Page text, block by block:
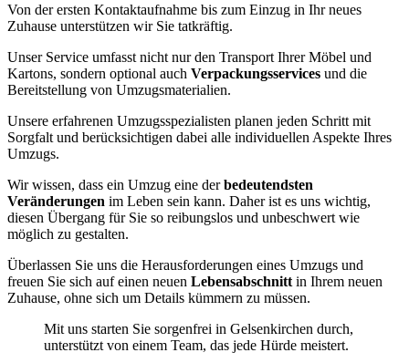
Von der ersten Kontaktaufnahme bis zum Einzug in Ihr neues
Zuhause unterstützen wir Sie tatkräftig.
Unser Service umfasst nicht nur den Transport Ihrer Möbel und
Kartons, sondern optional auch Verpackungsservices und die
Bereitstellung von Umzugsmaterialien.
Unsere erfahrenen Umzugsspezialisten planen jeden Schritt mit
Sorgfalt und berücksichtigen dabei alle individuellen Aspekte Ihres
Umzugs.
Wir wissen, dass ein Umzug eine derbedeutendsten
Veränderungen im Leben sein kann. Daher ist es uns wichtig,
diesen Übergang für Sie so reibungslos und unbeschwert wie
möglich zu gestalten.
Überlassen Sie uns die Herausforderungen eines Umzugs und
freuen Sie sich auf einen neuen Lebensabschnitt in Ihrem neuen
Zuhause, ohne sich um Details kümmern zu müssen.
Mit uns starten Sie sorgenfrei in Gelsenkirchen durch,
unterstützt von einem Team, das jede Hürde meistert.